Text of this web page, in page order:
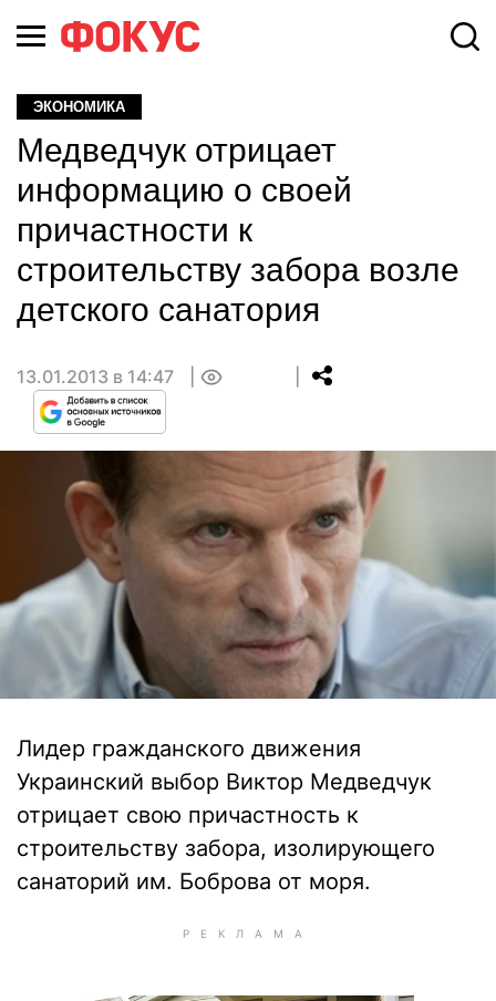
ЭКОНОМИКА
Медведчук отрицает
информацию о своей
причастности к
строительству забора возле
детского санатория
13.01.2013 в 14:47
Лидер гражданского движения
Украинский выбор Виктор Медведчук
отрицает свою причастность к
строительству забора, изолирующего
санаторий им. Боброва от моря.